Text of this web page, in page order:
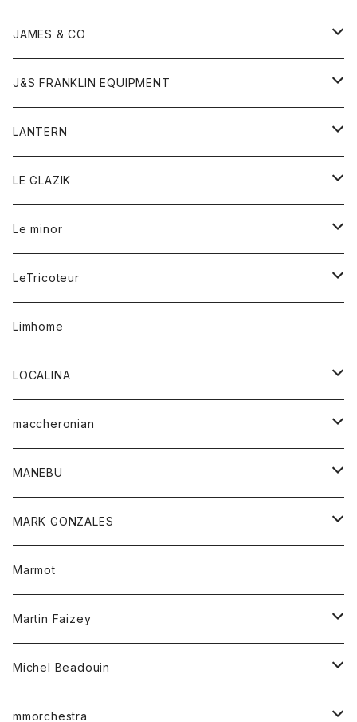
フリース
マフラー
リング
アンダーウェア
靴
バンダナ
トップス
カーディガン
ジャケット
タンクトップ
Tシャツ
ベスト
ポロシャツ
ロングスリーブTシャツ
ボトム
オーバーオール
ショートパンツ
レディース
アウター
カーディガン
セーター
チュニック
ロンパース
靴
ストール
トップス
カットソー
シャツ
ボトム
オーバーオール
ショートパンツ
レディース
オーバーオール
シャツ
ワンピース
ワンピース
キッズ
トレーナー
トップス
Gジャケット
スウェット
帽子
Tシャツ
帽子
JAMES & CO
ボトム
J&S FRANKLIN EQUIPMENT
アウター
LANTERN
アウター
Tシャツ
LE GLAZIK
レディース
コート
シャツ
ワンピース
Tシャツ
Le minor
ボトム
スカート
パンツ
レディース
アウター
カットソー
トップス
シャツ
LeTricoteur
カーディガン
Limhome
LOCALINA
ロングスリーブテーシャツ
maccheronian
靴
MANEBU
靴
MARK GONZALES
トップス
Tシャツ
Marmot
Martin Faizey
ベルト
Michel Beadouin
トップス
mmorchestra